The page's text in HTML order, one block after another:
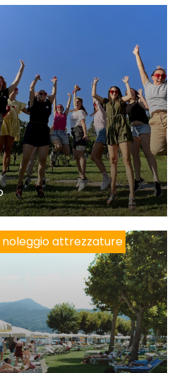
attrezzature